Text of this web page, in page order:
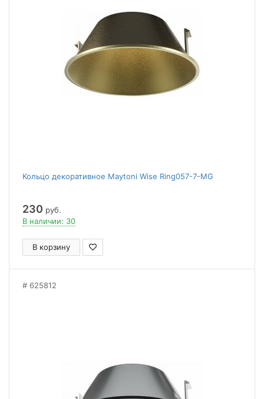
Кольцо декоративное Maytoni Wise Ring057-7-MG
230 руб.
В наличии: 30
В корзину
625812